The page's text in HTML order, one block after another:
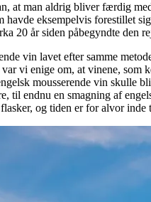
at man aldrig bliver færdig
havde eksempelvis forestillet
20 år siden påbegyndte den
vin lavet efter samme
vi enige om, at vinene, som
mousserende vin skulle
til endnu en smagning af
og tiden er for alvor